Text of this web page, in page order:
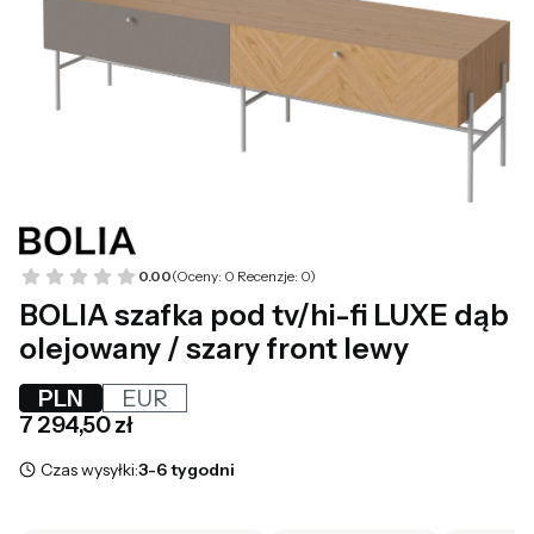
0.00(Oceny: 0 Recenzje: 0)
BOLIA szafka pod tv/hi-fi LUXE dąb
olejowany / szary front lewy
PLN
EUR
Cena
7 294,50 zł
Czas wysyłki:3-6 tygodni